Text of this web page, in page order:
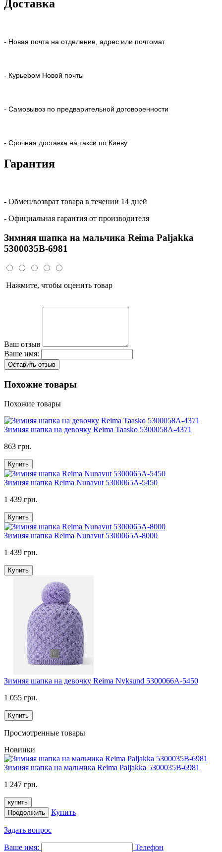
Доставка
- Новая почта на отделение, адрес или почтомат
- Курьером Новой почты
- Самовывоз по предварительной договоренности
- Срочная доставка на такси по Киеву
Гарантия
- Обмен/возврат товара в течении 14 дней
- Официальная гарантия от производителя
Зимняя шапка на мальчика Reima Paljakka
5300035B-6981
Нажмите, чтобы оценить товар
Ваш отзыв
Ваше имя:
Оставить отзыв
Похожие товары
Похожие товары
Зимняя шапка на девочку Reima Taasko 5300058A-4371
863 грн.
Купить
Зимняя шапка Reima Nunavut 5300065A-5450
1 439 грн.
Купить
Зимняя шапка Reima Nunavut 5300065A-8000
1 439 грн.
Купить
Зимняя шапка на девочку Reima Nyksund 5300066A-5450
1 055 грн.
Купить
Просмотренные товары
Новинки
Зимняя шапка на мальчика Reima Paljakka 5300035B-6981
1 247 грн.
купить
Продолжить
Купить
Задать вопрос
Ваше имя:
Телефон